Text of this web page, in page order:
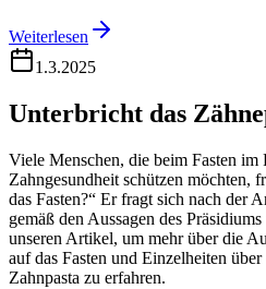
Weiterlesen
1.3.2025
Unterbricht das
Viele Menschen, die beim Fasten
Zahngesundheit schützen möchten,
das Fasten?“ Er fragt sich nach der
gemäß den Aussagen des
unseren Artikel, um mehr über die
auf das Fasten und Einzelheiten
Zahnpasta zu erfahren.